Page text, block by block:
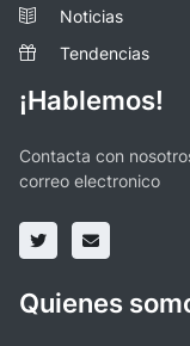
Noticias
Tendencias
¡Hablemos!
Contacta con
correo electronico
Quienes